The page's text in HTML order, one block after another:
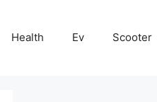
Health Ev Scooter